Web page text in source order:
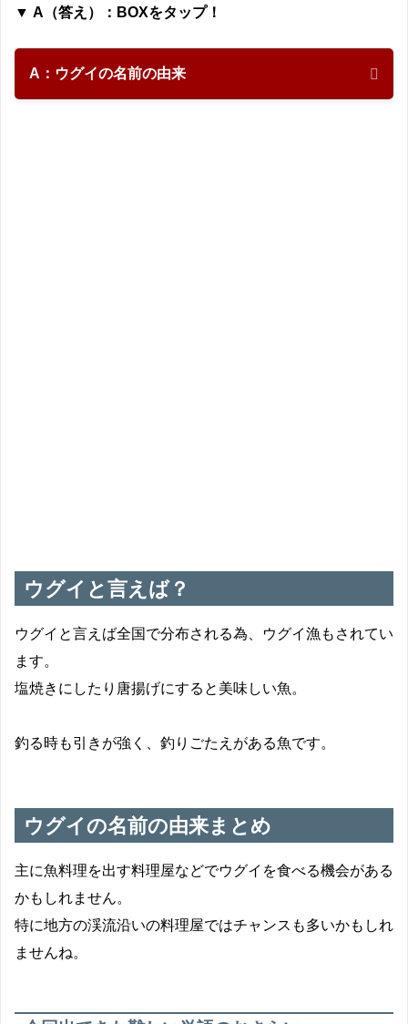
▼ A（答え）：BOXをタップ！
A：ウグイの名前の由来
ウグイと言えば？
ウグイと言えば全国で分布される為、ウグイ漁もされてい
ます。
塩焼きにしたり唐揚げにすると美味しい魚。
釣る時も引きが強く、釣りごたえがある魚です。
ウグイの名前の由来まとめ
主に魚料理を出す料理屋などでウグイを食べる機会がある
かもしれません。
特に地方の渓流沿いの料理屋ではチャンスも多いかもしれ
ませんね。